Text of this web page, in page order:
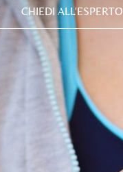
CHIEDI ALL'ESPERTO